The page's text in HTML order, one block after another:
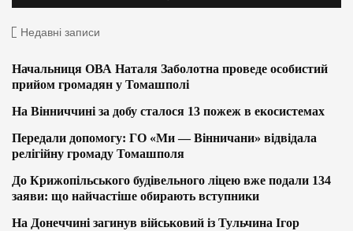
Недавні записи
Начальниця ОВА Наталя Заболотна проведе особистий
прийом громадян у Томашполі
На Вінниччині за добу сталося 13 пожеж в екосистемах
Передали допомогу: ГО «Ми — Вінничани» відвідала
релігійну громаду Томашполя
До Крижопільського будівельного ліцею вже подали 134
заяви: що найчастіше обирають вступники
На Донеччині загинув військовий із Тульчина Ігор